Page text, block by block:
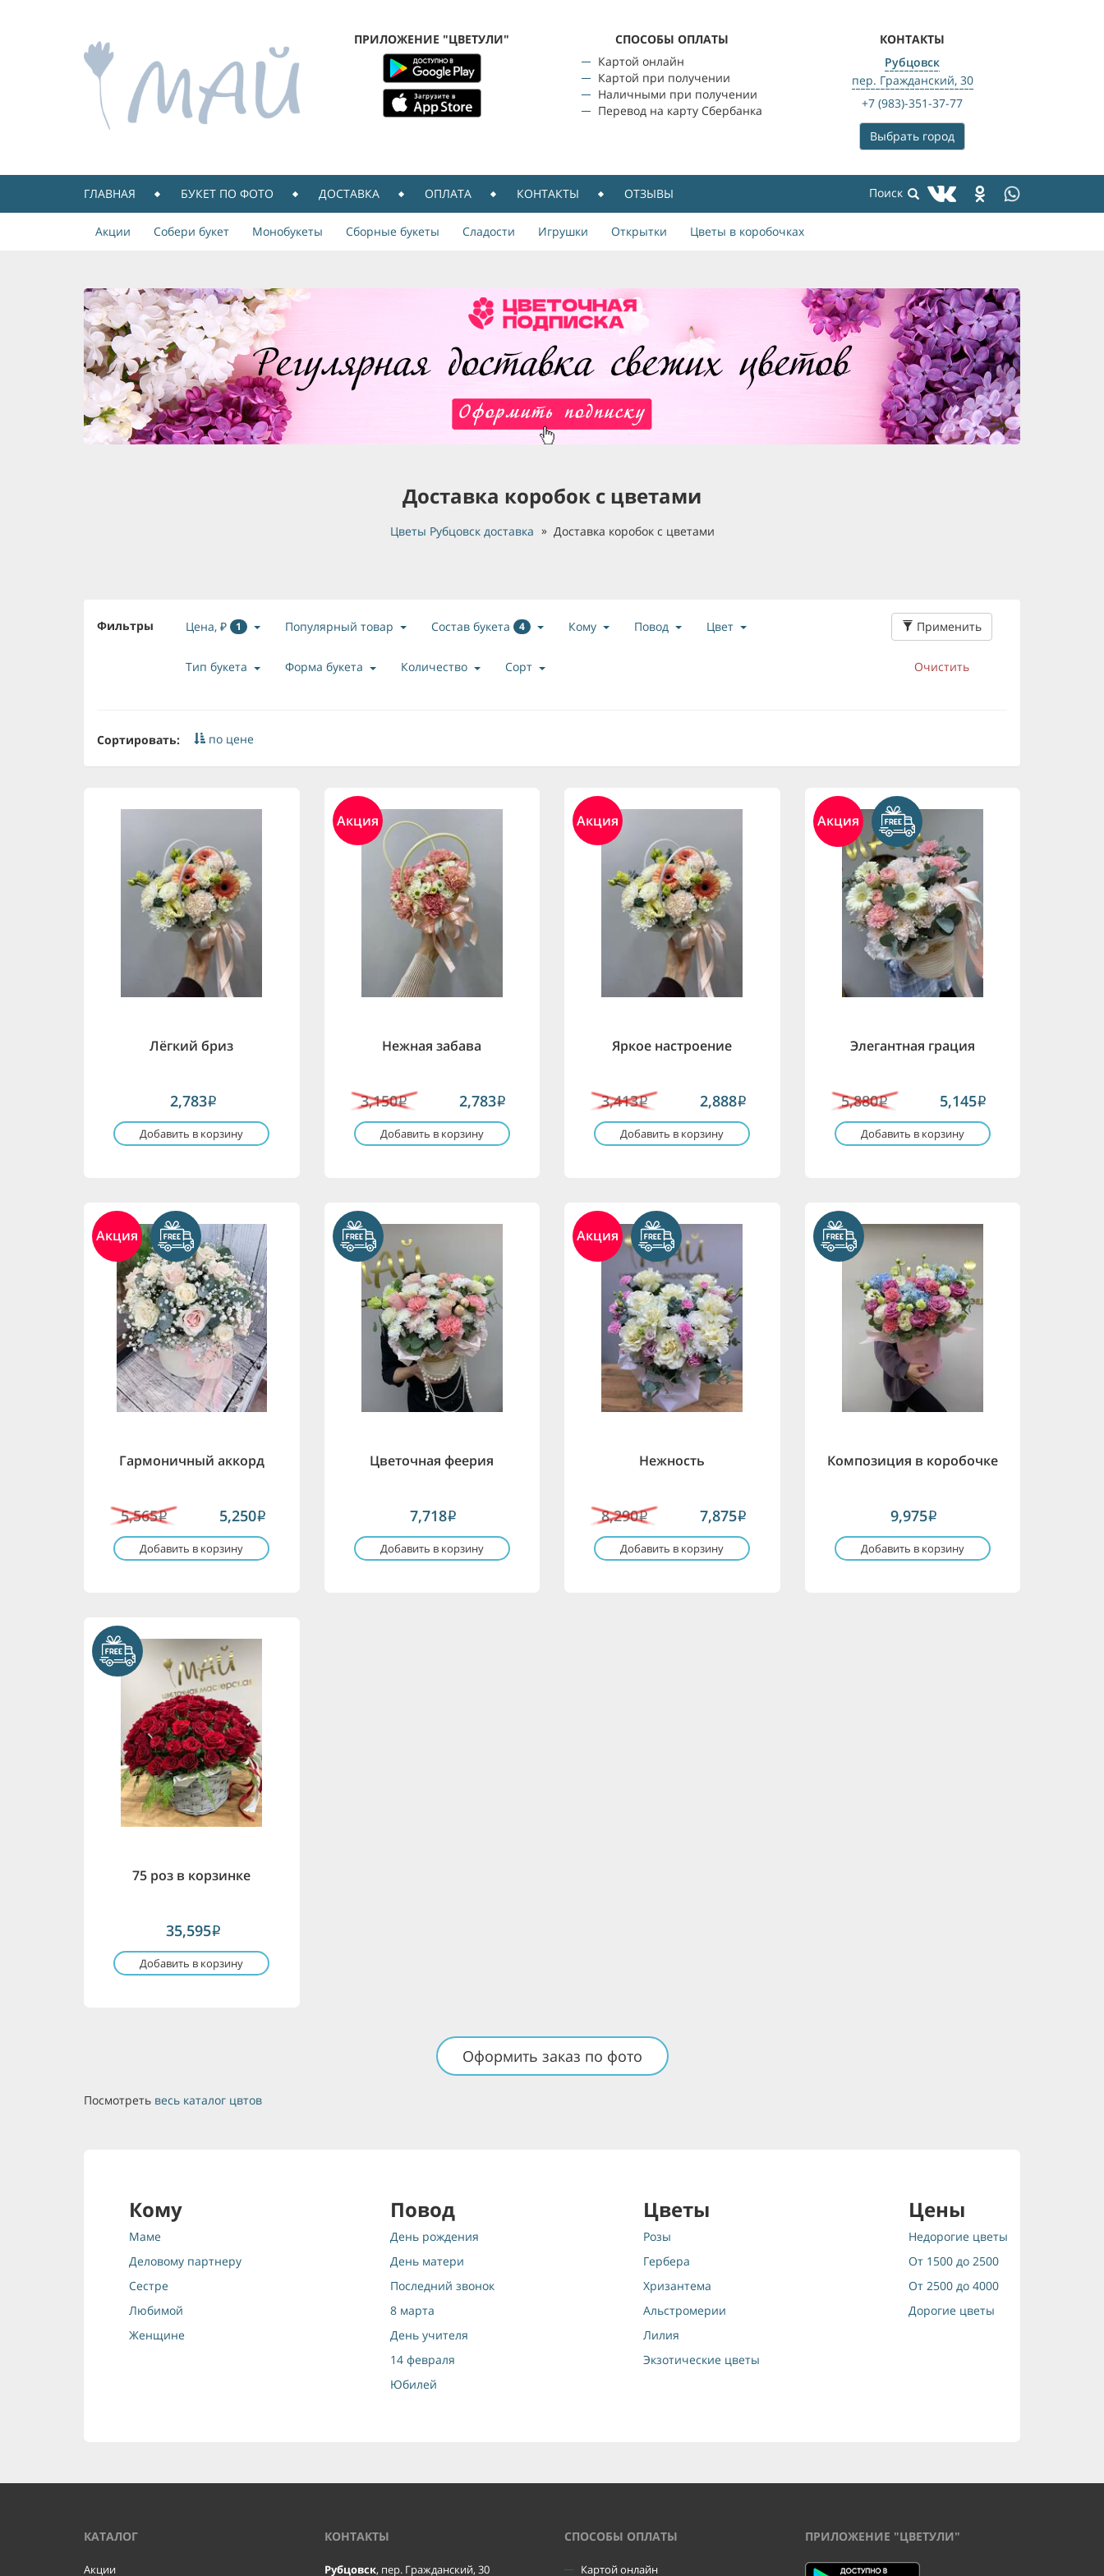
ПРИЛОЖЕНИЕ "ЦВЕТУЛИ"
CПОСОБЫ ОПЛАТЫ
Картой онлайн
Картой при получении
Наличными при получении
Перевод на карту Сбербанка
КОНТАКТЫ
Рубцовск
пер. Гражданский, 30
+7 (983)-351-37-77
Выбрать город
ГЛАВНАЯ БУКЕТ ПО ФОТО ДОСТАВКА ОПЛАТА КОНТАКТЫ ОТЗЫВЫ
Акции Собери букет Монобукеты Сборные букеты Сладости Игрушки Открытки Цветы в коробочках
Доставка коробок с цветами
Цветы Рубцовск доставка Доставка коробок с цветами
Фильтры Цена, ₽ 1 Популярный товар Состав букета 4 Кому Повод Цвет
Тип букета Форма букета Количество Сорт
Применить
Очистить
Сортировать: по цене
Лёгкий бриз
2,783i
Добавить в корзину
Акция
Нежная забава
3,150i 2,783i
Добавить в корзину
Акция
Яркое настроение
3,413i 2,888i
Добавить в корзину
Акция
Элегантная грация
5,880i 5,145i
Добавить в корзину
Акция
Гармоничный аккорд
5,565i 5,250i
Добавить в корзину
Цветочная феерия
7,718i
Добавить в корзину
Акция
Нежность
8,290i 7,875i
Добавить в корзину
Композиция в коробочке
9,975i
Добавить в корзину
75 роз в корзинке
35,595i
Добавить в корзину
Оформить заказ по фото
Посмотреть весь каталог цвтов
Кому
Маме
Деловому партнеру
Сестре
Любимой
Женщине
Повод
День рождения
День матери
Последний звонок
8 марта
День учителя
14 февраля
Юбилей
Цветы
Розы
Гербера
Хризантема
Альстромерии
Лилия
Экзотические цветы
Цены
Недорогие цветы
От 1500 до 2500
От 2500 до 4000
Дорогие цветы
КАТАЛОГ
Акции
КОНТАКТЫ
Рубцовск, пер. Гражданский, 30
CПОСОБЫ ОПЛАТЫ
Картой онлайн
ПРИЛОЖЕНИЕ "ЦВЕТУЛИ"